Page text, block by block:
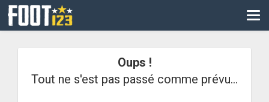
CM
Oups !
Tout ne s'est pas passé comme prévu...